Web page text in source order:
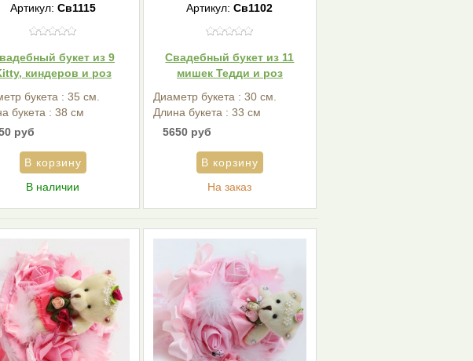
Артикул: Св1115
букет из 9
киндеров и роз
букета : 35 см.
букета : 38 см
руб
В наличии
Артикул:Св1102
Свадебный букет из 11
мишек Тедди и роз
Диаметр букета : 30 см.
Длина букета : 33 см
5650 руб
На заказ